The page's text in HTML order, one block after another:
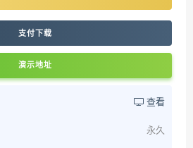
支付下载
演示地址
查看
永久